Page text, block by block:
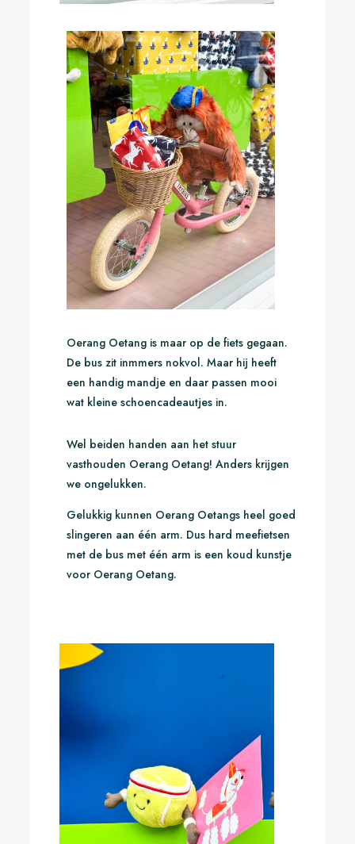
Oerang Oetang is maar op de fiets gegaan.
De bus zit inmmers nokvol. Maar hij heeft
een handig mandje en daar passen mooi
wat kleine schoencadeautjes in.
Wel beiden handen aan het stuur
vasthouden Oerang Oetang! Anders krijgen
we ongelukken.
Gelukkig kunnen Oerang Oetangs heel goed
slingeren aan één arm. Dus hard meefietsen
met de bus met één arm is een koud kunstje
voor Oerang Oetang.